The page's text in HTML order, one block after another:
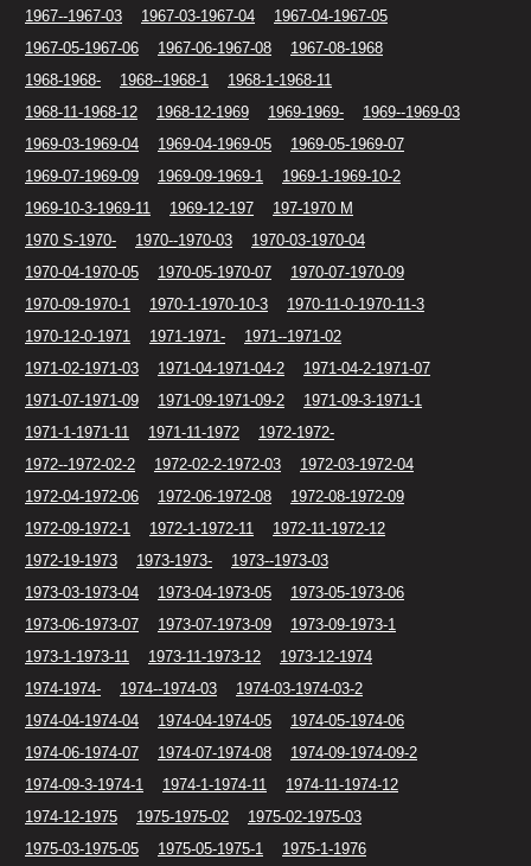
1967--1967-03
1967-03-1967-04
1967-04-1967-05
1967-05-1967-06
1967-06-1967-08
1967-08-1968
1968-1968-
1968--1968-1
1968-1-1968-11
1968-11-1968-12
1968-12-1969 1969-1969-
1969--1969-03
1969-03-1969-04
1969-04-1969-05
1969-05-1969-07
1969-07-1969-09
1969-09-1969-1
1969-1-1969-10-2
1969-10-3-1969-11
1969-12-197
197-1970 M
1970 S-1970-
1970--1970-03
1970-03-1970-04
1970-04-1970-05
1970-05-1970-07
1970-07-1970-09
1970-09-1970-1
1970-1-1970-10-3
1970-11-0-1970-11-3
1970-12-0-1971
1971-1971-
1971--1971-02
1971-02-1971-03
1971-04-1971-04-2
1971-04-2-1971-07
1971-07-1971-09
1971-09-1971-09-2
1971-09-3-1971-1
1971-1-1971-11
1971-11-1972
1972-1972-
1972--1972-02-2
1972-02-2-1972-03
1972-03-1972-04
1972-04-1972-06
1972-06-1972-08
1972-08-1972-09
1972-09-1972-1
1972-1-1972-11
1972-11-1972-12
1972-19-1973
1973-1973-
1973--1973-03
1973-03-1973-04
1973-04-1973-05
1973-05-1973-06
1973-06-1973-07
1973-07-1973-09
1973-09-1973-1
1973-1-1973-11
1973-11-1973-12
1973-12-1974
1974-1974-
1974--1974-03
1974-03-1974-03-2
1974-04-1974-04
1974-04-1974-05
1974-05-1974-06
1974-06-1974-07
1974-07-1974-08
1974-09-1974-09-2
1974-09-3-1974-1
1974-1-1974-11
1974-11-1974-12
1974-12-1975
1975-1975-02
1975-02-1975-03
1975-03-1975-05
1975-05-1975-1
1975-1-1976